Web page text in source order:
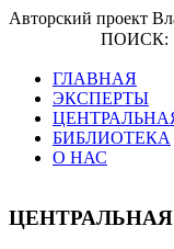
Авторский проект
ПОИСК:
ГЛАВНАЯ
ЭКСПЕРТЫ
БИБЛИОТЕКА
О НАС
ЦЕНТРАЛЬНАЯ